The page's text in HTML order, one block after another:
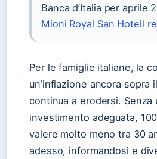
Banca d’Italia per aprile
Mioni Royal San Hotell
Per le famiglie italiane, la
un’inflazione ancora sopra
continua a erodersi.
investimento adeguata,
valere molto meno tra 30
adesso, informandosi e